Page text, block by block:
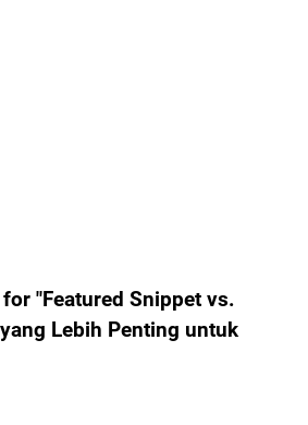
"Featured Snippet vs.
Lebih Penting untuk